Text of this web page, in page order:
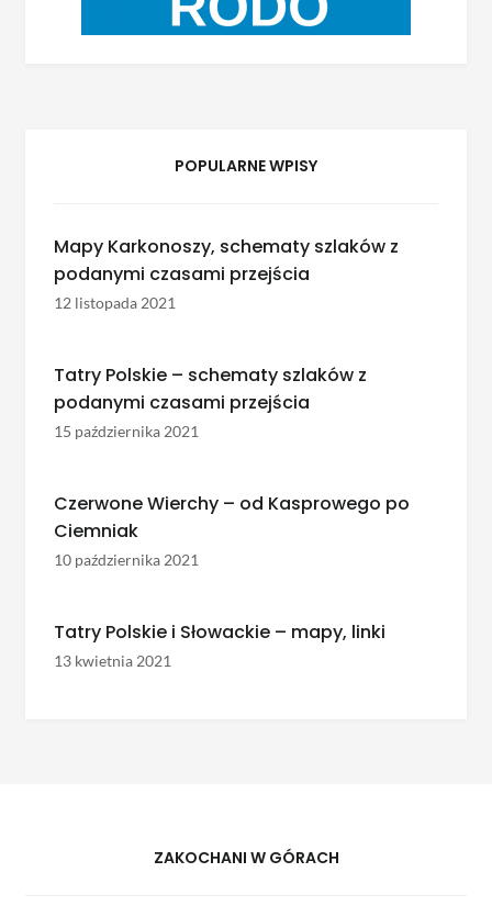
POPULARNE WPISY
Mapy Karkonoszy, schematy szlaków z
podanymi czasami przejścia
12 listopada 2021
Tatry Polskie – schematy szlaków z
podanymi czasami przejścia
15 października 2021
Czerwone Wierchy – od Kasprowego po
Ciemniak
10 października 2021
Tatry Polskie i Słowackie – mapy, linki
13 kwietnia 2021
ZAKOCHANI W GÓRACH